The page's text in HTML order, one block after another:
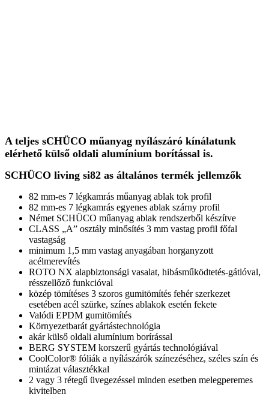
A teljes sCHÜCO műanyag nyílászáró kínálatunk
elérhető külső oldali alumínium borítással is.
SCHÜCO living si82 as általános termék jellemzők
82 mm-es 7 légkamrás műanyag ablak tok profil
82 mm-es 7 légkamrás egyenes ablak szárny profil
Német SCHÜCO műanyag ablak rendszerből készítve
CLASS „A” osztály minősítés 3 mm vastag profil főfal
vastagság
minimum 1,5 mm vastag anyagában horganyzott
acélmerevítés
ROTO NX alapbiztonsági vasalat, hibásműködtetés-gátlóval,
résszellőző funkcióval
közép tömítéses 3 szoros gumitömítés fehér szerkezet
esetében acél szürke, színes ablakok esetén fekete
Valódi EPDM gumitömítés
Környezetbarát gyártástechnológia
akár külső oldali alumínium borírással
BERG SYSTEM korszerű gyártás technológiával
CoolColor® fóliák a nyílászárók színezéséhez, széles szín és
mintázat választékkal
2 vagy 3 rétegű üvegezéssel minden esetben melegperemes
kivitelben